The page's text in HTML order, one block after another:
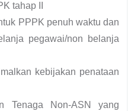
tahap II
PPPK penuh waktu dan
pegawai/non belanja
kebijakan penataan
Tenaga Non-ASN yang